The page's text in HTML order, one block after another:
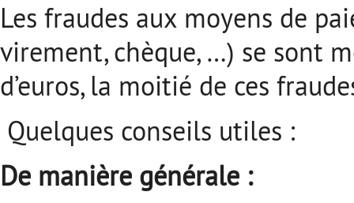
Les fraudes aux moyens de
virement, chèque, …) se sont
d’euros, la moitié de ces
Quelques conseils utiles :
De manière générale :